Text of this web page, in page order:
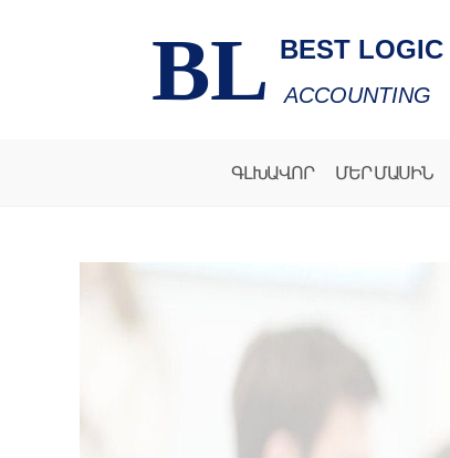
BL BEST LOGIC
ACCOUNTING
ԳԼԽԱՎՈՐ ՄԵՐ ՄԱՍԻՆ